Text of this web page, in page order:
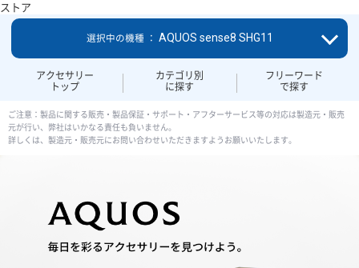
ストア
アクセサリー
トップ
カテゴリ別
に探す
フリーワード
で探す
選択中の機種 ： AQUOS sense8 SHG11
ご注意：製品に関する販売・製品保証・サポート・アフターサービス等の対応は製造元・販売
元が行い、弊社はいかなる責任も負いません。
詳しくは、製造元・販売元にお問い合わせいただきますようお願いいたします。